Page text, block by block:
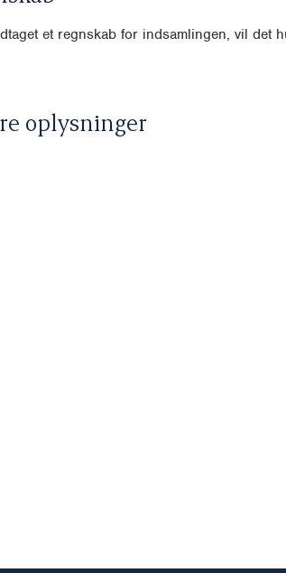
et regnskab for indsamlingen, vil det
oplysninger